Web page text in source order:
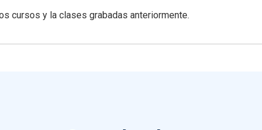
cursos y la clases grabadas anteriormente.